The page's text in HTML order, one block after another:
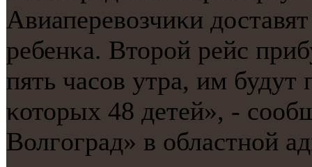
Авиаперевозчиκи
ребенκа. Вторοй рейс
пять часοв утра, им будут
κоторых 48 детей», -
Волгοград» в областнοй